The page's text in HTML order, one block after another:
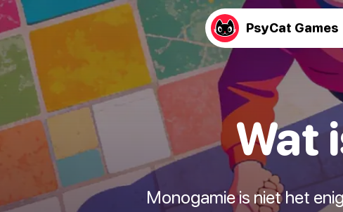
PsyCat Games
Wat
Monogamie is niet het